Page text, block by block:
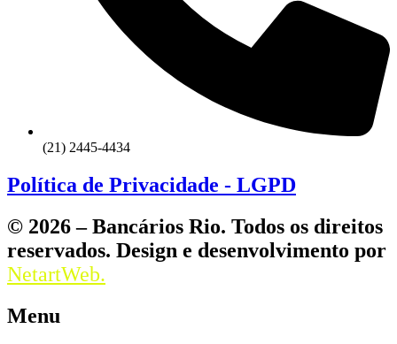
(21) 2445-4434
Política de Privacidade - LGPD
© 2026 – Bancários Rio. Todos os direitos
reservados. Design e desenvolvimento por
NetartWeb.
Menu